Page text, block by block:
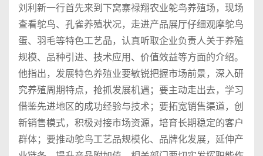
刘利新一行首先来到下窝寨禄翔农业鸵鸟养殖场，现场
查看鸵鸟、孔雀养殖状况，走进产品展厅仔细观摩鸵鸟
蛋、羽毛等特色工艺品，认真听取企业负责人关于养殖
规模、品种引进、技术应用、价值效益等方面的介绍。
他指出，发展特色养殖业要敏锐把握市场前景，深入研
究养殖周期特点，抢抓发展机遇；要主动走出去，学习
借鉴先进地区的成功经验与技术；要拓宽销售渠道，创
新销售模式，积极对接市场资源，培育长期稳定的客户
群体；要推动鸵鸟工艺品规模化、品牌化发展，延伸产